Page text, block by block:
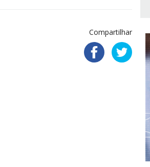
Compartilhar